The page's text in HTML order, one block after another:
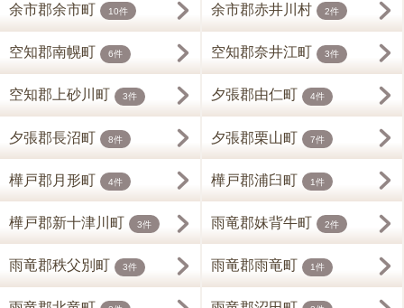
余市郡余市町 10件 余市郡赤井川村 2件
空知郡南幌町 6件 空知郡奈井江町 3件
空知郡上砂川町 3件 夕張郡由仁町 4件
夕張郡長沼町 8件 夕張郡栗山町 7件
樺戸郡月形町 4件 樺戸郡浦臼町 1件
樺戸郡新十津川町 3件 雨竜郡妹背牛町 2件
雨竜郡秩父別町 3件 雨竜郡雨竜町 1件